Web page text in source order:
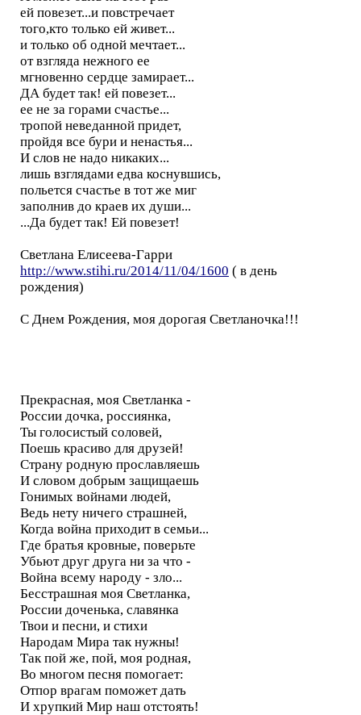
ей повезет...и повстречает
того,кто только ей живет...
и только об одной мечтает...
от взгляда нежного ее
мгновенно сердце замирает...
ДА будет так! ей повезет...
ее не за горами счастье...
тропой неведанной придет,
пройдя все бури и ненастья...
И слов не надо никаких...
лишь взглядами едва коснувшись,
польется счастье в тот же миг
заполнив до краев их души...
...Да будет так! Ей повезет!
Светлана Елисеева-Гарри
http://www.stihi.ru/2014/11/04/1600 ( в день
рождения)
С Днем Рождения, моя дорогая Светланочка!!!
Прекрасная, моя Светланка -
России дочка, россиянка,
Ты голосистый соловей,
Поешь красиво для друзей!
Страну родную прославляешь
И словом добрым защищаешь
Гонимых войнами людей,
Ведь нету ничего страшней,
Когда война приходит в семьи...
Где братья кровные, поверьте
Убьют друг друга ни за что -
Война всему народу - зло...
Бесстрашная моя Светланка,
России доченька, славянка
Твои и песни, и стихи
Народам Мира так нужны!
Так пой же, пой, моя родная,
Во многом песня помогает:
Отпор врагам поможет дать
И хрупкий Мир наш отстоять!